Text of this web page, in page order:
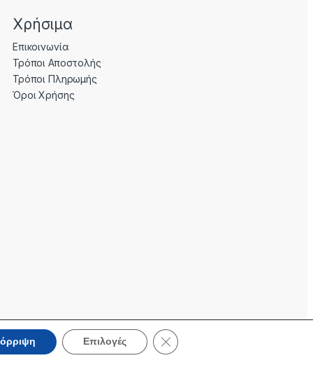
Χρήσιμα
Επικοινωνία
Τρόποι Αποστολής
Τρόποι Πληρωμής
Όροι Χρήσης
Επιλογές Κλείσιμο του Cookie banner για